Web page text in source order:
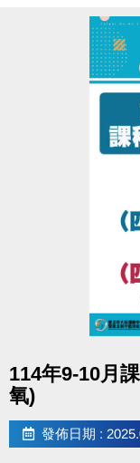
※06:00-22:00營
適能櫃台領券，
※泳池容留人數
上限即停止入
※體適能使用須
適能場館管理規
※體適能每人每
場後重新排隊，
114年9-10月
氧)
發佈日期 :